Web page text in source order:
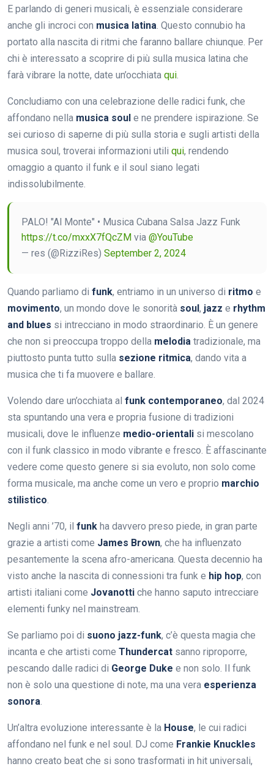
E parlando di generi musicali, è essenziale considerare
anche gli incroci con musica latina. Questo connubio ha
portato alla nascita di ritmi che faranno ballare chiunque. Per
chi è interessato a scoprire di più sulla musica latina che
farà vibrare la notte, date un’occhiata qui.
Concludiamo con una celebrazione delle radici funk, che
affondano nella musica soul e ne prendere ispirazione. Se
sei curioso di saperne di più sulla storia e sugli artisti della
musica soul, troverai informazioni utili qui, rendendo
omaggio a quanto il funk e il soul siano legati
indissolubilmente.
PALO! "Al Monte" • Musica Cubana Salsa Jazz Funk
https://t.co/mxxX7fQcZM via @YouTube
— res (@RizziRes) September 2, 2024
Quando parliamo di funk, entriamo in un universo di ritmo e
movimento, un mondo dove le sonorità soul , jazz e rhythm
and blues si intrecciano in modo straordinario. È un genere
che non si preoccupa troppo della melodia tradizionale, ma
piuttosto punta tutto sulla sezione ritmica, dando vita a
musica che ti fa muovere e ballare.
Volendo dare un’occhiata al funk contemporaneo, dal 2024
sta spuntando una vera e propria fusione di tradizioni
musicali, dove le influenze medio-orientali si mescolano
con il funk classico in modo vibrante e fresco. È affascinante
vedere come questo genere si sia evoluto, non solo come
forma musicale, ma anche come un vero e proprio marchio
stilistico.
Negli anni ’70, il funk ha davvero preso piede, in gran parte
grazie a artisti come James Brown, che ha influenzato
pesantemente la scena afro-americana. Questa decennio ha
visto anche la nascita di connessioni tra funk e hip hop, con
artisti italiani come Jovanotti che hanno saputo intrecciare
elementi funky nel mainstream.
Se parliamo poi di suono jazz-funk, c’è questa magia che
incanta e che artisti come Thundercat sanno riproporre,
pescando dalle radici di George Duke e non solo. Il funk
non è solo una questione di note, ma una vera esperienza
sonora.
Un’altra evoluzione interessante è la House, le cui radici
affondano nel funk e nel soul. DJ come Frankie Knuckles
hanno creato beat che si sono trasformati in hit universali,